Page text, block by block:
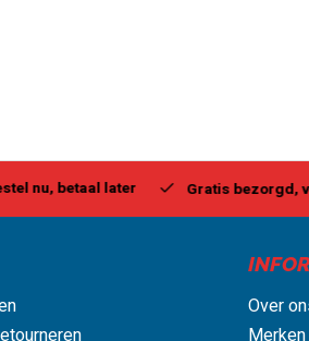
nu, betaal later Gratis bezorgd,
Over
Merken